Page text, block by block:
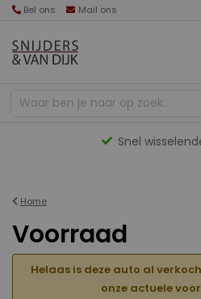
Bel ons Mail ons
Gevarieerd
Home
Voorraad
Helaas is deze auto al
onze actuele